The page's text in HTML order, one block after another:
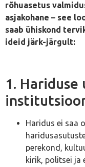
rõhuasetus
asjakohane – see
saab ühiskond
ideid järk-järgult:
1. Hariduse
Haridus ei saa
perekond,
kirik, politsei ja